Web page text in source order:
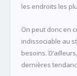
les endroits les
On peut donc en
indissociable au
besoins.
dernières